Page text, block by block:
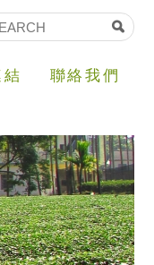
聯絡我們